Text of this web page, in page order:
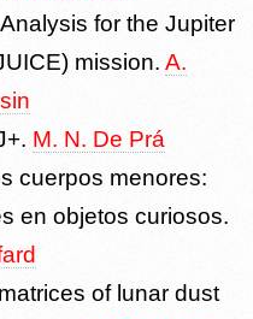
for the Jupiter
mission. A.
M. N. De Prá
cuerpos menores:
en objetos curiosos.
of lunar dust